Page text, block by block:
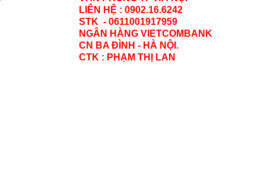
LIÊN HỆ : 0902.16.6242
STK - 0611001917959
NGÂN HÀNG VIETCOMBANK
CN BA ĐÌNH - HÀ NỘI.
CTK : PHẠM THỊ LAN